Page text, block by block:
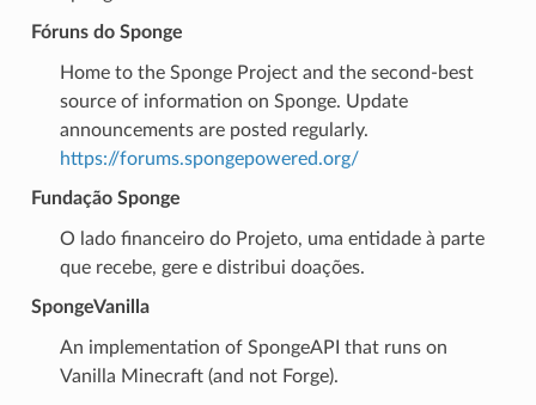
Fóruns do Sponge
Home to the Sponge Project and the second-best
source of information on Sponge. Update
announcements are posted regularly.
https://forums.spongepowered.org/
Fundação Sponge
O lado financeiro do Projeto, uma entidade à parte
que recebe, gere e distribui doações.
SpongeVanilla
An implementation of SpongeAPI that runs on
Vanilla Minecraft (and not Forge).